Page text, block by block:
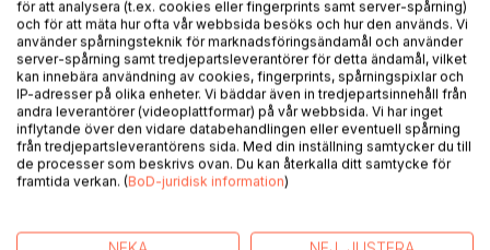
The universe has intrigued mankind throughout the ages,
and in this book the author gives an account of inventions,
discoveries, and more, which have contributed to our
understanding of the universe.
The history of humanity is just a small parenthesis in a
universal perspective, but the historical milestones that
have paved the way to what we now know is interesting
reading, and the book offers a repetition of much of what
is room for speculation, and the author contributes with
för att analysera (t.ex. cookies eller fingerprints samt server-spårning)
och för att mäta hur ofta vår webbsida besöks och hur den används. Vi
använder spårningsteknik för marknadsföringsändamål och använder
server-spårning samt tredjepartsleverantörer för detta ändamål, vilket
kan innebära användning av cookies, fingerprints, spårningspixlar och
IP-adresser på olika enheter. Vi bäddar även in tredjepartsinnehåll från
andra leverantörer (videoplattformar) på vår webbsida. Vi har inget
inflytande över den vidare databehandlingen eller eventuell spårning
från tredjepartsleverantörens sida. Med din inställning samtycker du till
de processer som beskrivs ovan. Du kan återkalla ditt samtycke för
framtida verkan. (BoD-juridisk information)